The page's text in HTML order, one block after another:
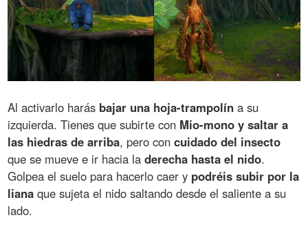
Al activarlo harás bajar una hoja-trampolín a su
izquierda. Tienes que subirte con Mio-mono y saltar a
las hiedras de arriba, pero concuidado del insecto
que se mueve e ir hacia laderecha hasta el nido.
Golpea el suelo para hacerlo caer y podréis subir por la
liana que sujeta el nido saltando desde el saliente a su
lado.